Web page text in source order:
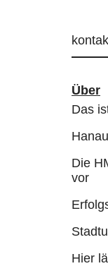
Über
Das
Die
vor
Hier